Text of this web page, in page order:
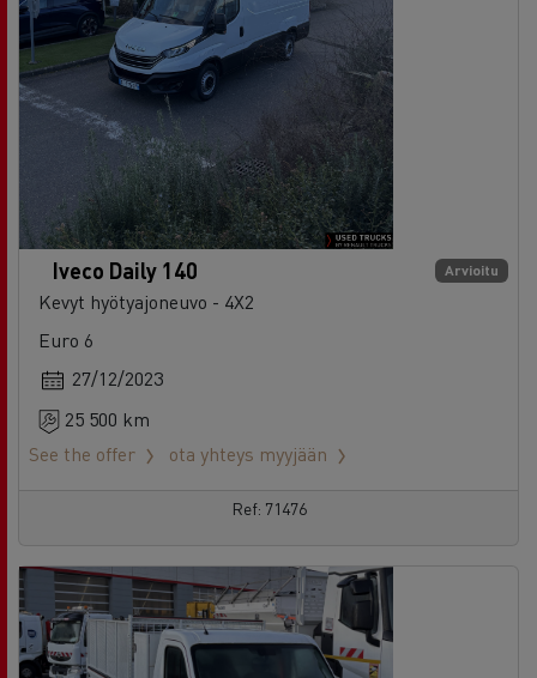
Arvioitu
Iveco Daily 140
Kevyt hyötyajoneuvo - 4X2
Euro 6
27/12/2023
25 500 km
See the offer
ota yhteys myyjään
Ref: 71476